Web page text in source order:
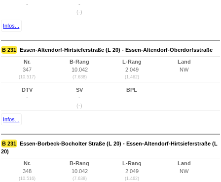
-
-
(-)
Infos...
B 231 Essen-Altendorf-Hirtsieferstraße (L 20) - Essen-Altendorf-Oberdorfsstraße
Nr.
347
(10.517)
B-Rang
10.042
(7.638)
L-Rang
2.049
(1.462)
Land
NW
DTV
-
SV
-
(-)
BPL
Infos...
B 231 Essen-Borbeck-Bocholter Straße (L 20) - Essen-Altendorf-Hirtsieferstraße (L
20)
Nr.
348
(10.516)
B-Rang
10.042
(7.638)
L-Rang
2.049
(1.462)
Land
NW